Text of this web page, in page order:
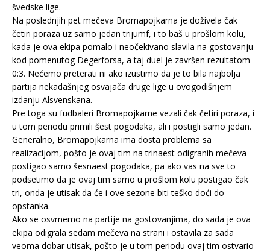
švedske lige.
Na poslednjih pet mečeva Bromapojkarna je doživela čak
četiri poraza uz samo jedan trijumf, i to baš u prošlom kolu,
kada je ova ekipa pomalo i neočekivano slavila na gostovanju
kod pomenutog Degerforsa, a taj duel je završen rezultatom
0:3. Nećemo preterati ni ako izustimo da je to bila najbolja
partija nekadašnjeg osvajača druge lige u ovogodišnjem
izdanju Alsvenskana.
Pre toga su fudbaleri Bromapojkarne vezali čak četiri poraza, i
u tom periodu primili šest pogodaka, ali i postigli samo jedan.
Generalno, Bromapojkarna ima dosta problema sa
realizacijom, pošto je ovaj tim na trinaest odigranih mečeva
postigao samo šesnaest pogodaka, pa ako vas na sve to
podsetimo da je ovaj tim samo u prošlom kolu postigao čak
tri, onda je utisak da će i ove sezone biti teško doći do
opstanka.
Ako se osvrnemo na partije na gostovanjima, do sada je ova
ekipa odigrala sedam mečeva na strani i ostavila za sada
veoma dobar utisak, pošto je u tom periodu ovaj tim ostvario